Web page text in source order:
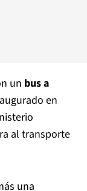
un bus a
en
al transporte
una